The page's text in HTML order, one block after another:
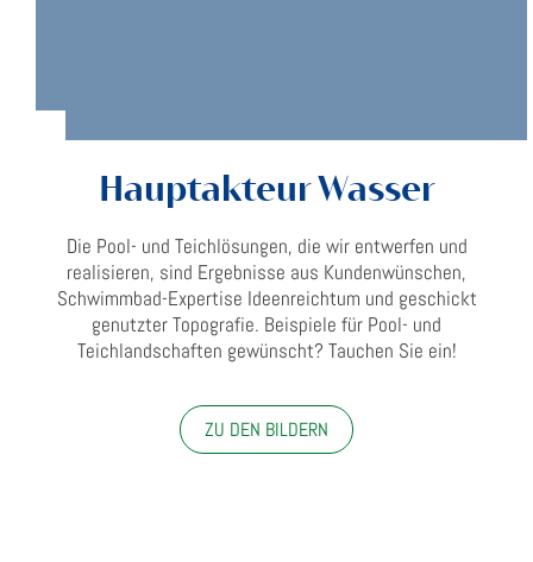
Hauptakteur Wasser
Die Pool- und Teichlösungen, die wir entwerfen und
realisieren, sind Ergebnisse aus Kundenwünschen,
Schwimmbad-Expertise Ideenreichtum und geschickt
genutzter Topografie. Beispiele für Pool- und
Teichlandschaften gewünscht? Tauchen Sie ein!
ZU DEN BILDERN